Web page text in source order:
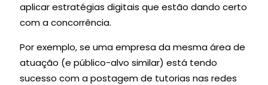
aplicar estratégias digitais que estão dando certo
com a concorrência.
Por exemplo, se uma empresa da mesma área de
atuação (e público-alvo similar) está tendo
sucesso com a postagem de tutorias nas redes